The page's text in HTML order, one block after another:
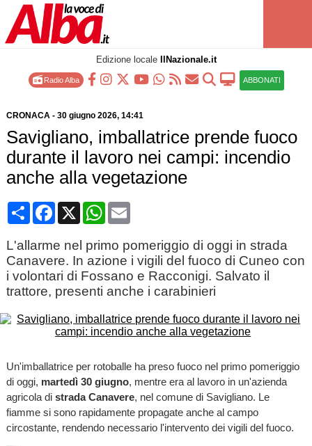
Edizione locale IlNazionale.it
Radio Alba ABBONATI
CRONACA- 30 giugno 2026, 14:41
Savigliano, imballatrice prende fuoco
durante il lavoro nei campi: incendio
anche alla vegetazione
CondividiFacebook
X WhatsApp
Email
L'allarme nel primo pomeriggio di oggi in strada
Canavere. In azione i vigili del fuoco di Cuneo con
i volontari di Fossano e Racconigi. Salvato il
trattore, presenti anche i carabinieri
Un'imballatrice per rotoballe ha preso fuoco nel primo pomeriggio
di oggi, martedì 30 giugno, mentre era al lavoro in un'azienda
agricola di strada Canavere, nel comune di Savigliano. Le
fiamme si sono rapidamente propagate anche al campo
circostante, rendendo necessario l'intervento dei vigili del fuoco.